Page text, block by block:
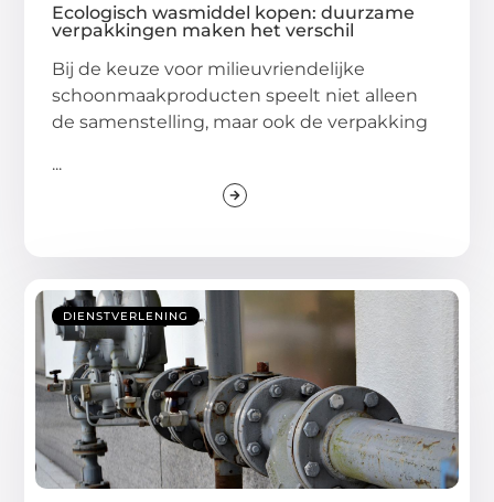
Ecologisch wasmiddel kopen: duurzame
verpakkingen maken het verschil
Bij de keuze voor milieuvriendelijke
schoonmaakproducten speelt niet alleen
de samenstelling, maar ook de verpakking
...
DIENSTVERLENING